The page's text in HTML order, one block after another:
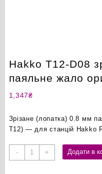
Hakko T12-D08
паяльне жало
1,347₴
Зрізане (лопатка) 0.8 мм
T12) — для станцій Hakko
-
Hakko
T12-
+ Додати в